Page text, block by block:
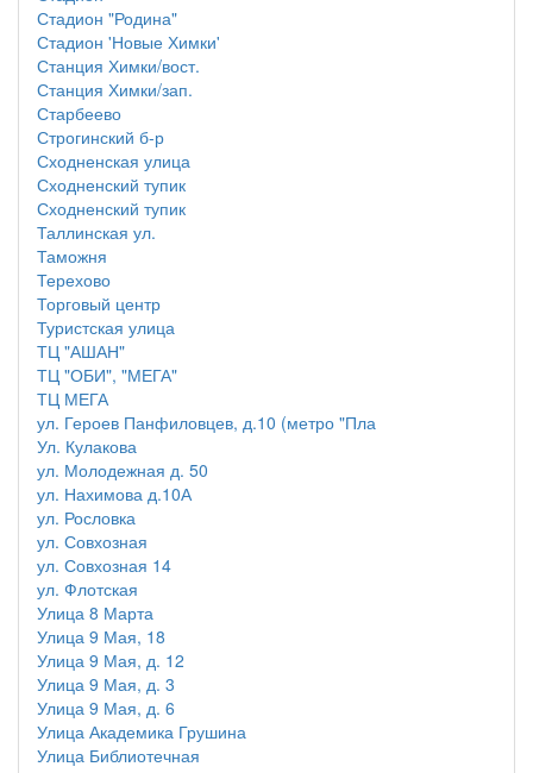
Стадион "Родина"
Стадион 'Новые Химки'
Станция Химки/вост.
Станция Химки/зап.
Старбеево
Строгинский б-р
Сходненская улица
Сходненский тупик
Сходненский тупик
Таллинская ул.
Таможня
Терехово
Торговый центр
Туристская улица
ТЦ "АШАН"
ТЦ "ОБИ", "МЕГА"
ТЦ МЕГА
ул. Героев Панфиловцев, д.10 (метро "Пла
Ул. Кулакова
ул. Молодежная д. 50
ул. Нахимова д.10А
ул. Рословка
ул. Совхозная
ул. Совхозная 14
ул. Флотская
Улица 8 Марта
Улица 9 Мая, 18
Улица 9 Мая, д. 12
Улица 9 Мая, д. 3
Улица 9 Мая, д. 6
Улица Академика Грушина
Улица Библиотечная